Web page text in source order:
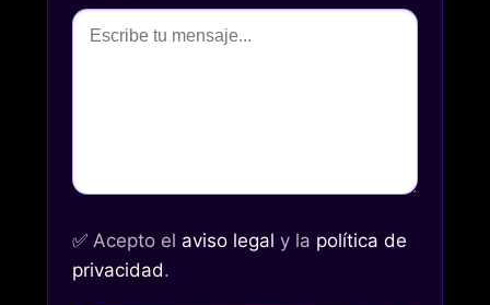
✅ Acepto el aviso legal y la política de
privacidad.